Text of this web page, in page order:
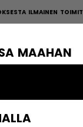
MAAHAN
TOIMITUS